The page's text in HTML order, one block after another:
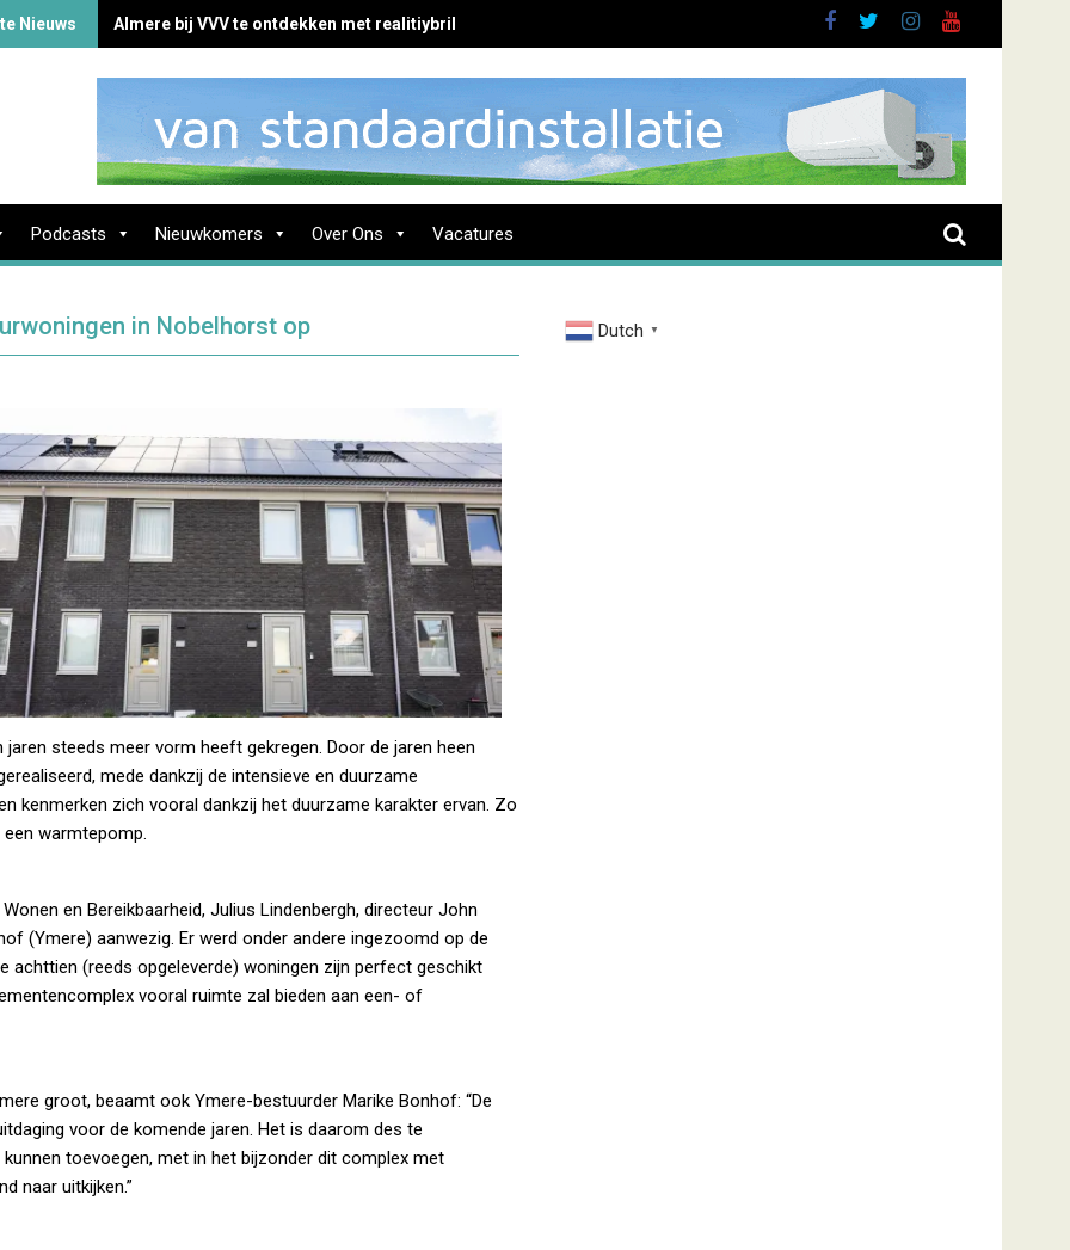
Nieuws Almere bij VVV te ontdekken met realitiybril
Podcasts Nieuwkomers Over Ons Vacatures
in Nobelhorst op
steeds meer vorm heeft gekregen. Door de jaren heen
mede dankzij de intensieve en duurzame
kenmerken zich vooral dankzij het duurzame karakter ervan. Zo
warmtepomp.
en Bereikbaarheid, Julius Lindenbergh, directeur John
(Ymere) aanwezig. Er werd onder andere ingezoomd op de
achttien (reeds opgeleverde) woningen zijn perfect geschikt
vooral ruimte zal bieden aan een- of
groot, beaamt ook Ymere-bestuurder Marike Bonhof: “De
voor de komende jaren. Het is daarom des te
toevoegen, met in het bijzonder dit complex met
naar uitkijken.”
Dutch ▼